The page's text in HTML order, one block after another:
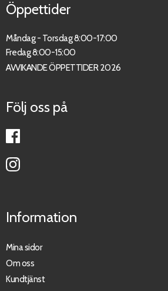
Öppettider
Måndag - Torsdag 8:00-17:00
Fredag 8:00-15:00
AVVIKANDE ÖPPETTIDER 2026
Följ oss på
Information
Mina sidor
Om oss
Kundtjänst